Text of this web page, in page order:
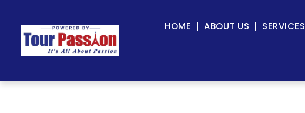
HOME ABOUT US SERVICES